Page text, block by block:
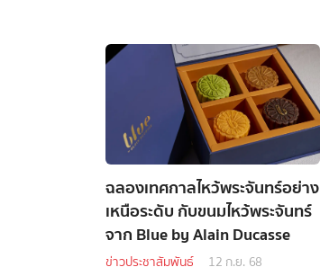
ฉลองเทศกาลไหว้พระจันทร์อย่าง
เหนือระดับ กับขนมไหว้พระจันทร์
จาก Blue by Alain Ducasse
ข่าวประชาสัมพันธ์ 12 ก.ย. 68